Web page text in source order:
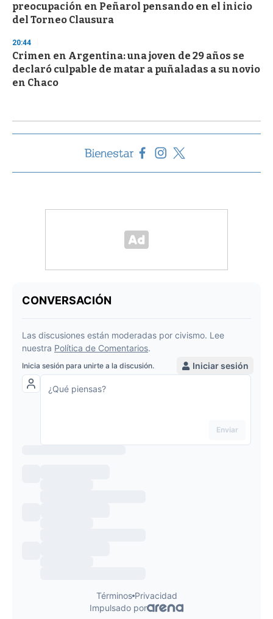
preocupación en Peñarol pensando en el inicio
del Torneo Clausura
20:44
Crimen en Argentina: una joven de 29 años se
declaró culpable de matar a puñaladas a su novio
en Chaco